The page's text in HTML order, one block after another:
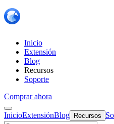
Inicio
Extensión
Blog
Recursos
Soporte
Comprar ahora
InicioExtensiónBlog Recursos